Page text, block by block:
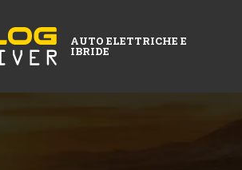
AUTO ELETTRICHE E
IBRIDE